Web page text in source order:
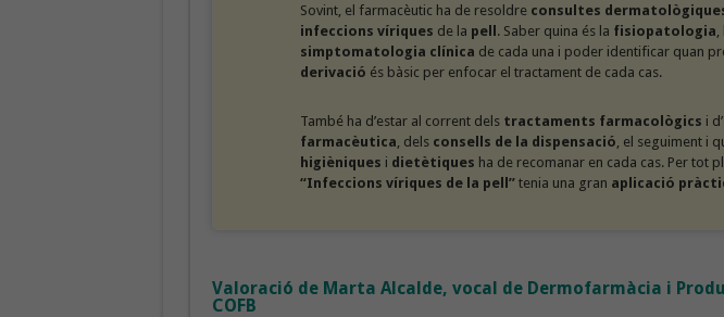
Sovint, el farmacèutic ha de resoldre consultes
infeccions víriques de la pell . Saber quina és la fisiopatologia
simptomatologia clínica de cada una i poder identificar quan
derivació és bàsic per enfocar el tractament de cada cas.
També ha d’estar al corrent dels tractaments farmacològics i d’
farmacèutica , dels consells de la dispensació , el seguiment i
higièniques i dietètiques ha de recomanar en cada cas. Per tot
“Infeccions víriques de la pell”tenia una gran aplicació
Valoració de Marta Alcalde, vocal de Dermofarmàcia i
COFB